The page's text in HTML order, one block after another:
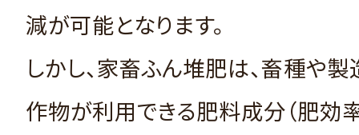
減が可能となります。
しかし、家畜ふん堆肥は、畜種や
作物が利用できる肥料成分（肥効